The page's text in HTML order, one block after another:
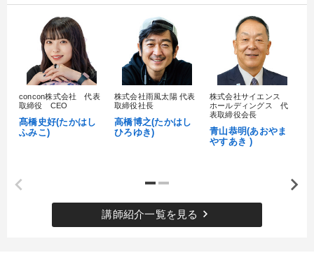
concon株式会社 代表
取締役 CEO
髙橋史好(たかはし
ふみこ)
株式会社雨風太陽 代表
取締役社長
高橋博之(たかはし
ひろゆき)
株式会社サイエンス
ホールディングス 代
表取締役会長
青山恭明(あおやま
やすあき )
講師紹介一覧を見る keyboard_arrow_right